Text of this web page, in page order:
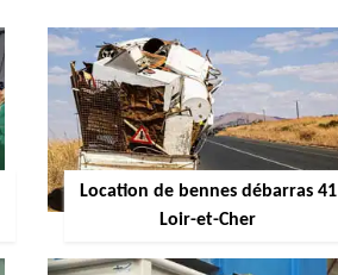
Location de bennes débarras 41
Loir-et-Cher